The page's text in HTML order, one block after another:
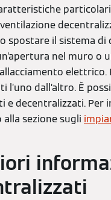
spostare il sistema
nel muro
l’uno dall’altro. È
e decentralizzati. Per
sezione sugli